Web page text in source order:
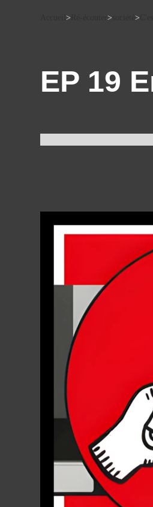
> > >
EP 19